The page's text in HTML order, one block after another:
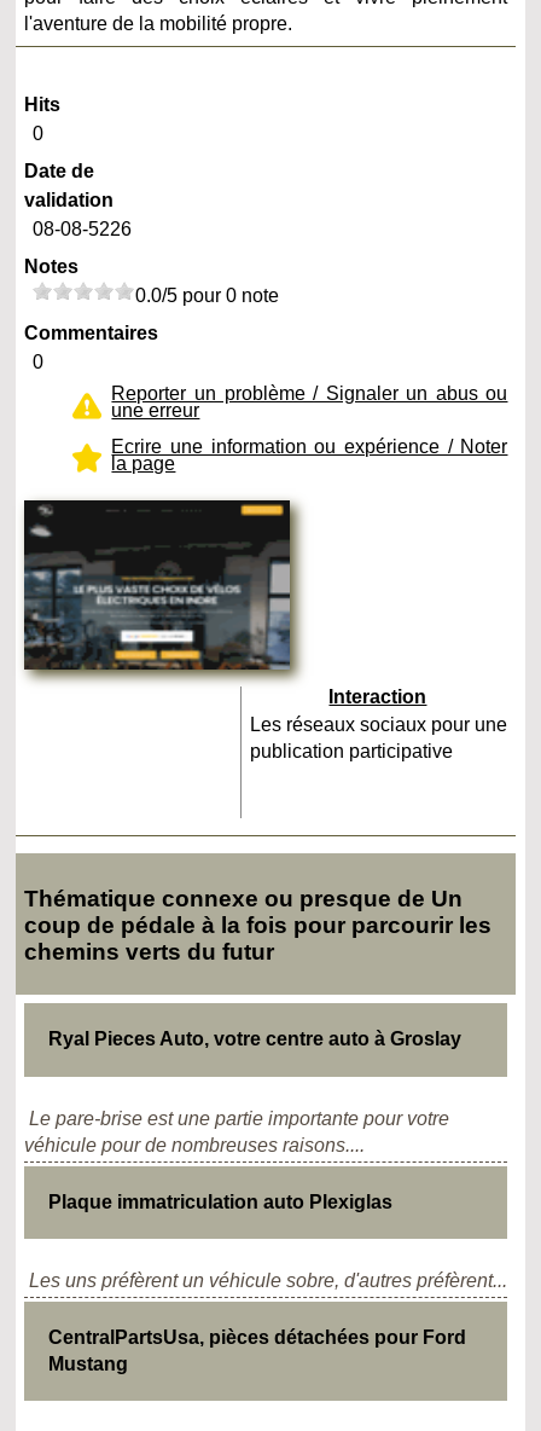
l'aventure de la mobilité propre.
Hits
0
Date de
validation
08-08-5226
Notes
0.0/5 pour 0 note
Commentaires
0
Reporter un problème / Signaler un abus ou
une erreur
Ecrire une information ou expérience / Noter
la page
Interaction
Les réseaux sociaux pour une
publication participative
Thématique connexe ou presque de Un
coup de pédale à la fois pour parcourir les
chemins verts du futur
Ryal Pieces Auto, votre centre auto à Groslay
Le pare-brise est une partie importante pour votre
véhicule pour de nombreuses raisons....
Plaque immatriculation auto Plexiglas
Les uns préfèrent un véhicule sobre, d'autres préfèrent...
CentralPartsUsa, pièces détachées pour Ford
Mustang